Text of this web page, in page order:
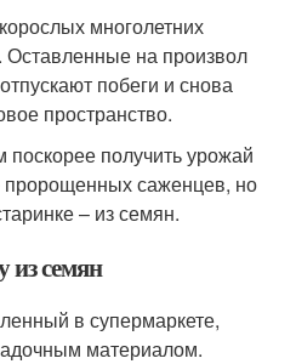
многолетних
Оставленные на произвол
побеги и снова
пространство.
получить урожай
пророщенных саженцев, но
– из семян.
семян
в супермаркете,
материалом.